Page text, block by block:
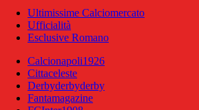
Ultimissime Calciomercato
Ufficialità
Esclusive Romano
Calcionapoli1926
Cittaceleste
Derbyderbyderby
Fantamagazine